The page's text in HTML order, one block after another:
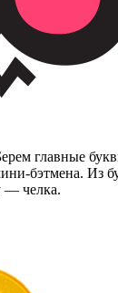
главные
бэтмена. Из
— челка.